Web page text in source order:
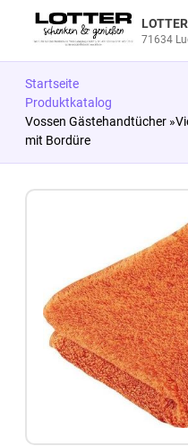
71634
Startseite
Produktkatalog
Vossen Gästehandtücher
mit Bordüre